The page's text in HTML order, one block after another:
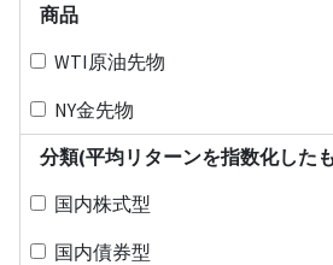
商品
WTI原油先物
NY金先物
分類(平均リターンを指数化した
国内株式型
国内債券型